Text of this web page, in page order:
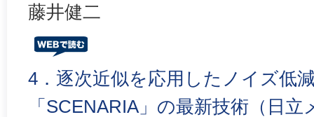
藤井健二
4．逐次近似を応用したノイズ低
「SCENARIA」の最新技術（日立